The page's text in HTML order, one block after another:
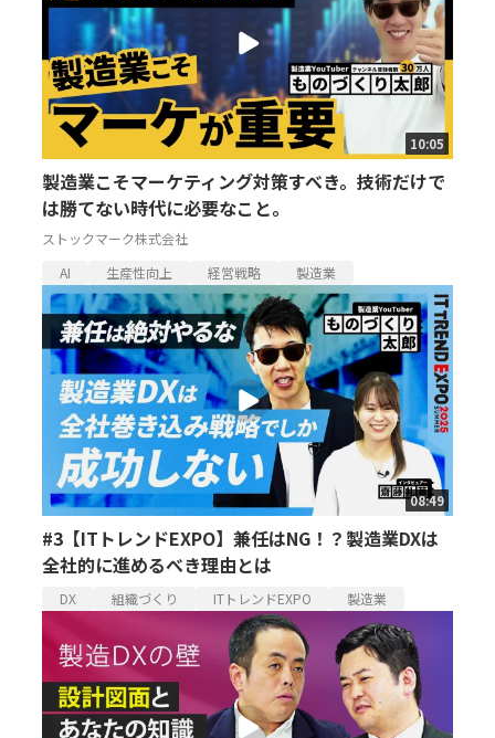
10:05
製造業こそマーケティング対策すべき。技術だけで
は勝てない時代に必要なこと。
ストックマーク株式会社
AI
生産性向上 経営戦略 製造業
08:49
#3【ITトレンドEXPO】兼任はNG！？製造業DXは
全社的に進めるべき理由とは
DX 組織づくり ITトレンドEXPO 製造業